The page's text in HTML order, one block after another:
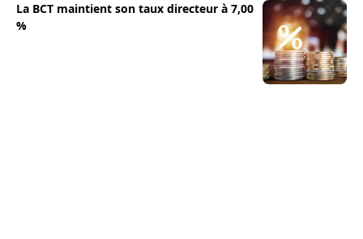
La BCT maintient son taux directeur à 7,00
%